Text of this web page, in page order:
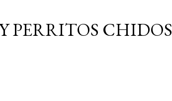
PERRITOS CHIDOS